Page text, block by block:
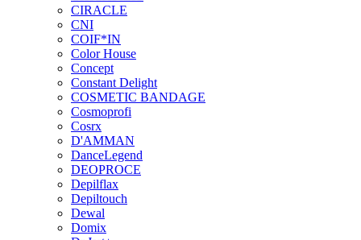
CIRACLE
CNI
COIF*IN
Color House
Concept
Constant Delight
COSMETIC BANDAGE
Cosmoprofi
Cosrx
D'AMMAN
DanceLegend
DEOPROCE
Depilflax
Depiltouch
Dewal
Domix